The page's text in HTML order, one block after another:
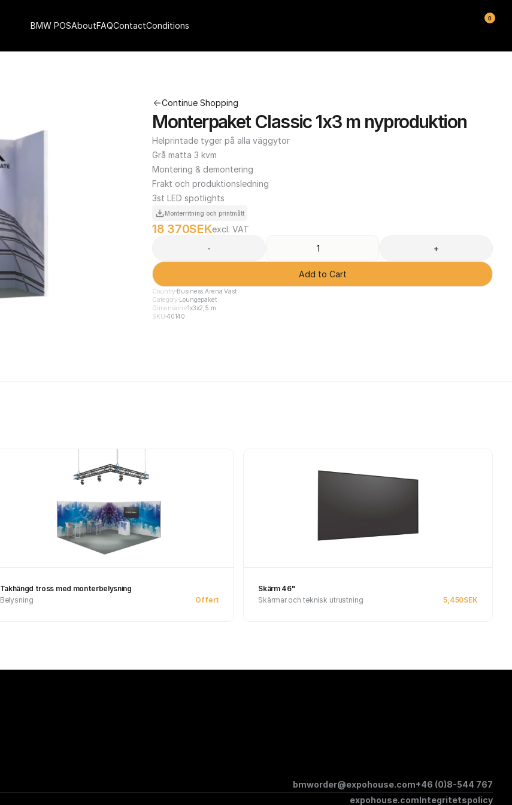
Continue Shopping
Monterpaket Classic 1x3 m nyproduktion
Helprintade tyger på alla väggytor
Grå matta 3 kvm
Montering & demontering
Frakt och produktionsledning
3st LED spotlights
Monterritning och printmått
18 370SEKexcl. VAT
-
+
Add to Cart
Country Business Arena Väst
Category Loungepaket
Dimensions1x3x2,5 m
SKU 40140
Takhängd tross med monterbelysning
Belysning
Offert
Skärm 46"
Skärmar och teknisk utrustning
5,450SEK
bmworder@expohouse.com+46 (0)8-544 767
expohouse.comIntegritetspolicy
BMW POSAboutFAQContactConditions
0